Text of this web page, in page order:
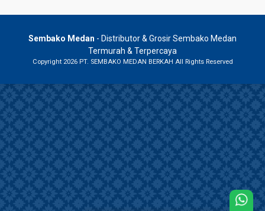
Sembako Medan - Distributor & Grosir Sembako Medan
Termurah & Terpercaya
Copyright 2026 PT. SEMBAKO MEDAN BERKAH All Rights Reserved